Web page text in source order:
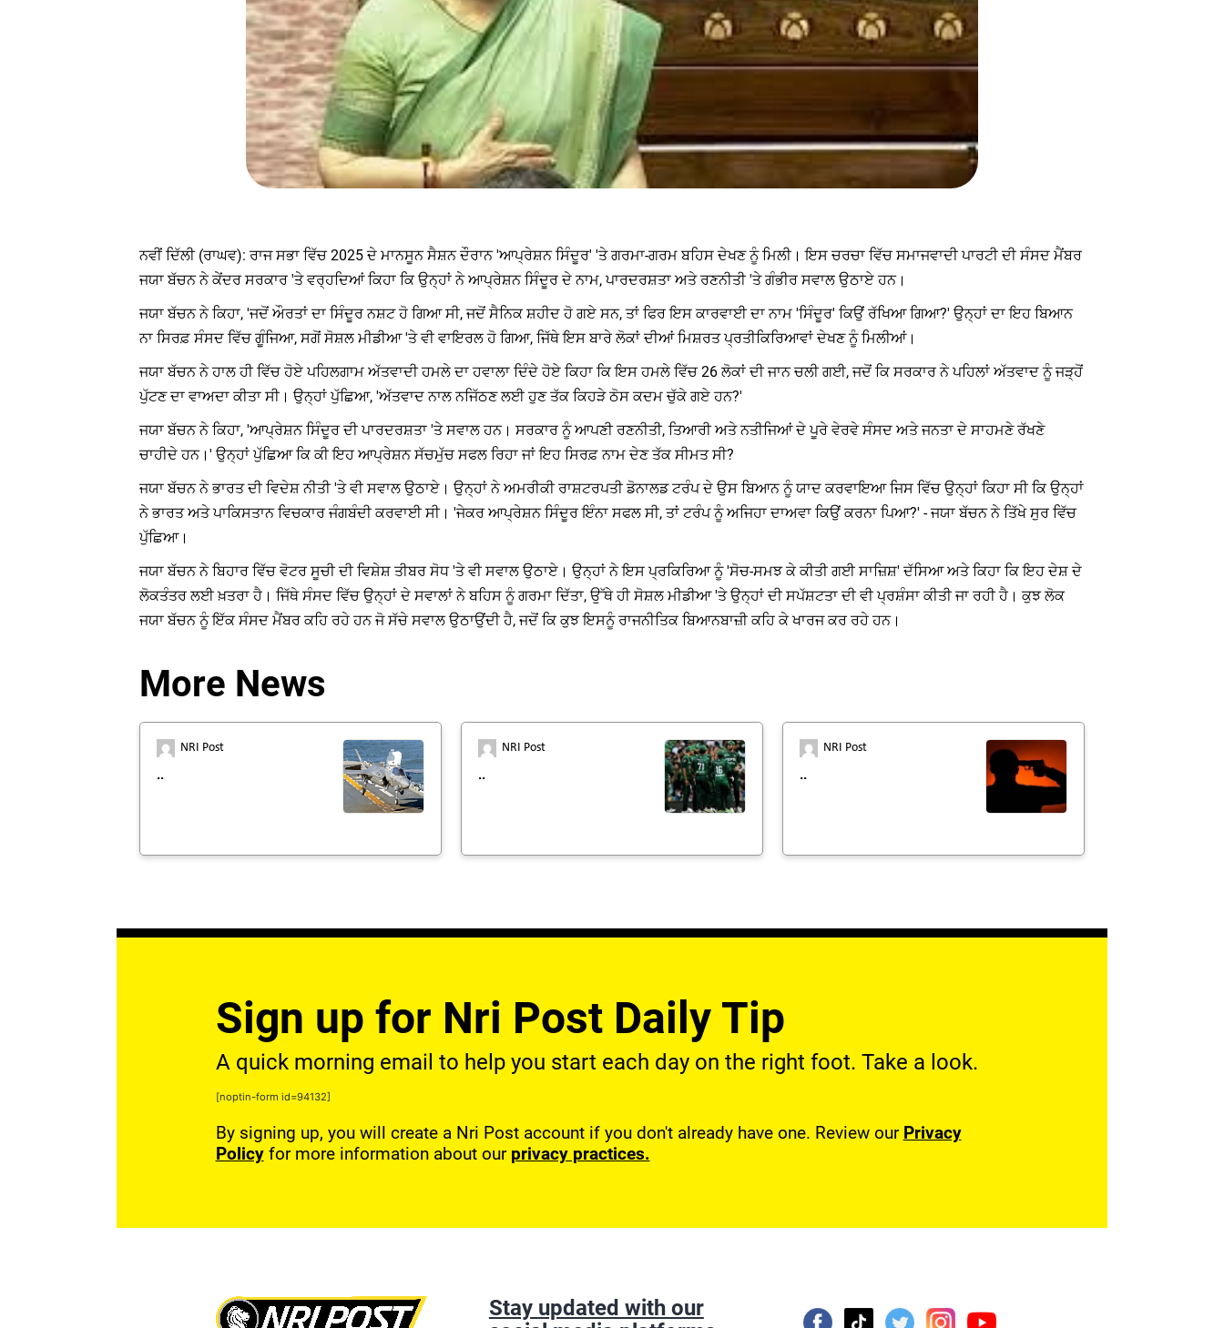
ਨਵੀਂ ਦਿੱਲੀ (ਰਾਘਵ): ਰਾਜ ਸਭਾ ਵਿੱਚ 2025 ਦੇ ਮਾਨਸੂਨ ਸੈਸ਼ਨ ਦੌਰਾਨ 'ਆਪ੍ਰੇਸ਼ਨ ਸਿੰਦੂਰ' 'ਤੇ ਗਰਮਾ-ਗਰਮ ਬਹਿਸ ਦੇਖਣ ਨੂੰ ਮਿਲੀ। ਇਸ ਚਰਚਾ ਵਿੱਚ ਸਮਾਜਵਾਦੀ ਪਾਰਟੀ ਦੀ ਸੰਸਦ ਮੈਂਬਰ
ਜਯਾ ਬੱਚਨ ਨੇ ਕੇਂਦਰ ਸਰਕਾਰ 'ਤੇ ਵਰ੍ਹਦਿਆਂ ਕਿਹਾ ਕਿ ਉਨ੍ਹਾਂ ਨੇ ਆਪ੍ਰੇਸ਼ਨ ਸਿੰਦੂਰ ਦੇ ਨਾਮ, ਪਾਰਦਰਸ਼ਤਾ ਅਤੇ ਰਣਨੀਤੀ 'ਤੇ ਗੰਭੀਰ ਸਵਾਲ ਉਠਾਏ ਹਨ।
ਜਯਾ ਬੱਚਨ ਨੇ ਕਿਹਾ, 'ਜਦੋਂ ਔਰਤਾਂ ਦਾ ਸਿੰਦੂਰ ਨਸ਼ਟ ਹੋ ਗਿਆ ਸੀ, ਜਦੋਂ ਸੈਨਿਕ ਸ਼ਹੀਦ ਹੋ ਗਏ ਸਨ, ਤਾਂ ਫਿਰ ਇਸ ਕਾਰਵਾਈ ਦਾ ਨਾਮ 'ਸਿੰਦੂਰ' ਕਿਉਂ ਰੱਖਿਆ ਗਿਆ?' ਉਨ੍ਹਾਂ ਦਾ ਇਹ ਬਿਆਨ
ਨਾ ਸਿਰਫ਼ ਸੰਸਦ ਵਿੱਚ ਗੂੰਜਿਆ, ਸਗੋਂ ਸੋਸ਼ਲ ਮੀਡੀਆ 'ਤੇ ਵੀ ਵਾਇਰਲ ਹੋ ਗਿਆ, ਜਿੱਥੇ ਇਸ ਬਾਰੇ ਲੋਕਾਂ ਦੀਆਂ ਮਿਸ਼ਰਤ ਪ੍ਰਤੀਕਿਰਿਆਵਾਂ ਦੇਖਣ ਨੂੰ ਮਿਲੀਆਂ।
ਜਯਾ ਬੱਚਨ ਨੇ ਹਾਲ ਹੀ ਵਿੱਚ ਹੋਏ ਪਹਿਲਗਾਮ ਅੱਤਵਾਦੀ ਹਮਲੇ ਦਾ ਹਵਾਲਾ ਦਿੰਦੇ ਹੋਏ ਕਿਹਾ ਕਿ ਇਸ ਹਮਲੇ ਵਿੱਚ 26 ਲੋਕਾਂ ਦੀ ਜਾਨ ਚਲੀ ਗਈ, ਜਦੋਂ ਕਿ ਸਰਕਾਰ ਨੇ ਪਹਿਲਾਂ ਅੱਤਵਾਦ ਨੂੰ ਜੜ੍ਹੋਂ
ਪੁੱਟਣ ਦਾ ਵਾਅਦਾ ਕੀਤਾ ਸੀ। ਉਨ੍ਹਾਂ ਪੁੱਛਿਆ, 'ਅੱਤਵਾਦ ਨਾਲ ਨਜਿੱਠਣ ਲਈ ਹੁਣ ਤੱਕ ਕਿਹੜੇ ਠੋਸ ਕਦਮ ਚੁੱਕੇ ਗਏ ਹਨ?'
ਜਯਾ ਬੱਚਨ ਨੇ ਕਿਹਾ, 'ਆਪ੍ਰੇਸ਼ਨ ਸਿੰਦੂਰ ਦੀ ਪਾਰਦਰਸ਼ਤਾ 'ਤੇ ਸਵਾਲ ਹਨ। ਸਰਕਾਰ ਨੂੰ ਆਪਣੀ ਰਣਨੀਤੀ, ਤਿਆਰੀ ਅਤੇ ਨਤੀਜਿਆਂ ਦੇ ਪੂਰੇ ਵੇਰਵੇ ਸੰਸਦ ਅਤੇ ਜਨਤਾ ਦੇ ਸਾਹਮਣੇ ਰੱਖਣੇ
ਚਾਹੀਦੇ ਹਨ।' ਉਨ੍ਹਾਂ ਪੁੱਛਿਆ ਕਿ ਕੀ ਇਹ ਆਪ੍ਰੇਸ਼ਨ ਸੱਚਮੁੱਚ ਸਫਲ ਰਿਹਾ ਜਾਂ ਇਹ ਸਿਰਫ਼ ਨਾਮ ਦੇਣ ਤੱਕ ਸੀਮਤ ਸੀ?
ਜਯਾ ਬੱਚਨ ਨੇ ਭਾਰਤ ਦੀ ਵਿਦੇਸ਼ ਨੀਤੀ 'ਤੇ ਵੀ ਸਵਾਲ ਉਠਾਏ। ਉਨ੍ਹਾਂ ਨੇ ਅਮਰੀਕੀ ਰਾਸ਼ਟਰਪਤੀ ਡੋਨਾਲਡ ਟਰੰਪ ਦੇ ਉਸ ਬਿਆਨ ਨੂੰ ਯਾਦ ਕਰਵਾਇਆ ਜਿਸ ਵਿੱਚ ਉਨ੍ਹਾਂ ਕਿਹਾ ਸੀ ਕਿ ਉਨ੍ਹਾਂ
ਨੇ ਭਾਰਤ ਅਤੇ ਪਾਕਿਸਤਾਨ ਵਿਚਕਾਰ ਜੰਗਬੰਦੀ ਕਰਵਾਈ ਸੀ। 'ਜੇਕਰ ਆਪ੍ਰੇਸ਼ਨ ਸਿੰਦੂਰ ਇੰਨਾ ਸਫਲ ਸੀ, ਤਾਂ ਟਰੰਪ ਨੂੰ ਅਜਿਹਾ ਦਾਅਵਾ ਕਿਉਂ ਕਰਨਾ ਪਿਆ?' - ਜਯਾ ਬੱਚਨ ਨੇ ਤਿੱਖੇ ਸੁਰ ਵਿੱਚ
ਪੁੱਛਿਆ।
ਜਯਾ ਬੱਚਨ ਨੇ ਬਿਹਾਰ ਵਿੱਚ ਵੋਟਰ ਸੂਚੀ ਦੀ ਵਿਸ਼ੇਸ਼ ਤੀਬਰ ਸੋਧ 'ਤੇ ਵੀ ਸਵਾਲ ਉਠਾਏ। ਉਨ੍ਹਾਂ ਨੇ ਇਸ ਪ੍ਰਕਿਰਿਆ ਨੂੰ 'ਸੋਚ-ਸਮਝ ਕੇ ਕੀਤੀ ਗਈ ਸਾਜ਼ਿਸ਼' ਦੱਸਿਆ ਅਤੇ ਕਿਹਾ ਕਿ ਇਹ ਦੇਸ਼ ਦੇ
ਲੋਕਤੰਤਰ ਲਈ ਖ਼ਤਰਾ ਹੈ। ਜਿੱਥੇ ਸੰਸਦ ਵਿੱਚ ਉਨ੍ਹਾਂ ਦੇ ਸਵਾਲਾਂ ਨੇ ਬਹਿਸ ਨੂੰ ਗਰਮਾ ਦਿੱਤਾ, ਉੱਥੇ ਹੀ ਸੋਸ਼ਲ ਮੀਡੀਆ 'ਤੇ ਉਨ੍ਹਾਂ ਦੀ ਸਪੱਸ਼ਟਤਾ ਦੀ ਵੀ ਪ੍ਰਸ਼ੰਸਾ ਕੀਤੀ ਜਾ ਰਹੀ ਹੈ। ਕੁਝ ਲੋਕ
ਜਯਾ ਬੱਚਨ ਨੂੰ ਇੱਕ ਸੰਸਦ ਮੈਂਬਰ ਕਹਿ ਰਹੇ ਹਨ ਜੋ ਸੱਚੇ ਸਵਾਲ ਉਠਾਉਂਦੀ ਹੈ, ਜਦੋਂ ਕਿ ਕੁਝ ਇਸਨੂੰ ਰਾਜਨੀਤਿਕ ਬਿਆਨਬਾਜ਼ੀ ਕਹਿ ਕੇ ਖਾਰਜ ਕਰ ਰਹੇ ਹਨ।
More News
NRI Post
..
NRI Post
..
NRI Post
..
Sign up for Nri Post Daily Tip
A quick morning email to help you start each day on the right foot. Take a look.
[noptin-form id=94132]
By signing up, you will create a Nri Post account if you don't already have one. Review our Privacy
Policyfor more information about our privacy practices.
Stay updated with our